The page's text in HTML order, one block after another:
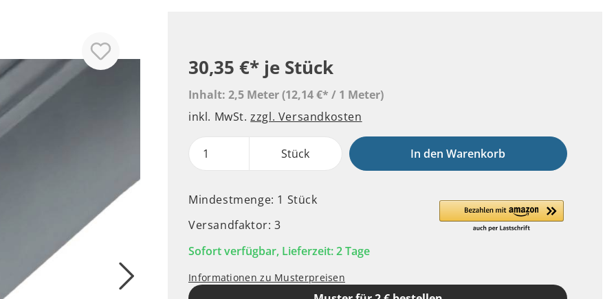
30,35 €* je Stück
Inhalt: 2,5 Meter(12,14 €* / 1 Meter)
inkl. MwSt.zzgl. Versandkosten
Stück In den Warenkorb
Mindestmenge: 1 Stück
Versandfaktor: 3
Sofort verfügbar, Lieferzeit: 2 Tage
Informationen zu Musterpreisen